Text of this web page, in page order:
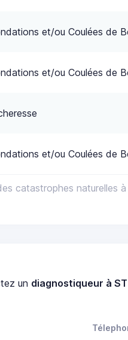
catastrophes naturelles
et/ou Coulées de
et/ou Coulées de
et/ou Coulées de
un diagnostiqueur à ST